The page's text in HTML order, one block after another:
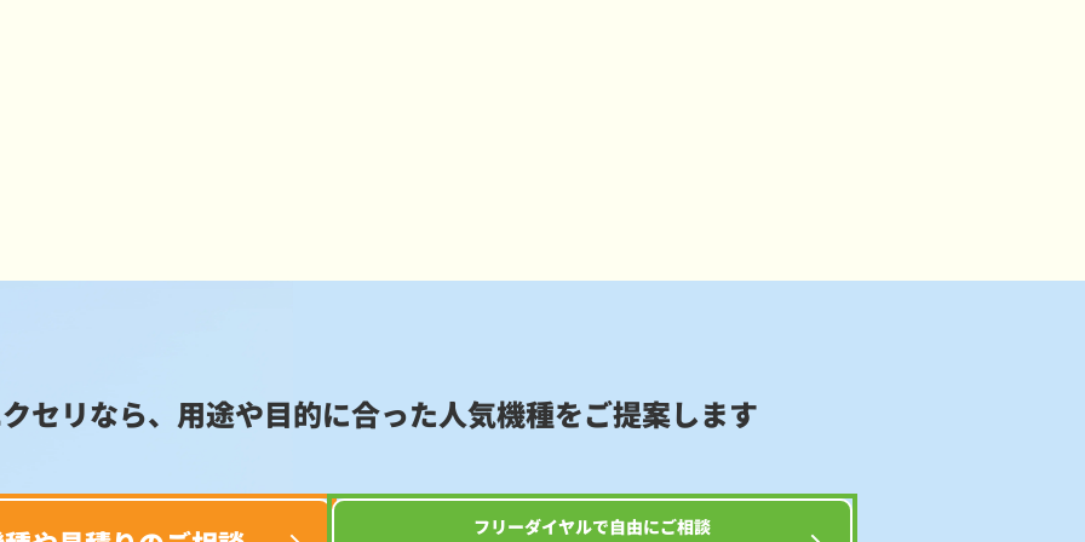
セリなら、用途や目的に合った人気機種をご提案します
フリーダイヤルで自由にご相談